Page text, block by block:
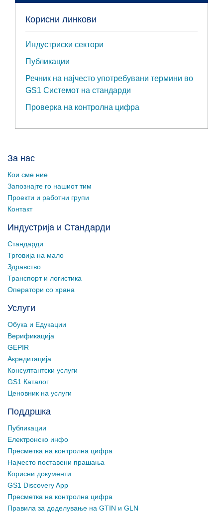
Корисни линкови
Индустриски сектори
Публикации
Речник на најчесто употребувани термини во
GS1 Системот на стандарди
Проверка на контролна цифра
За нас
Кои сме ние
Запознајте го нашиот тим
Проекти и работни групи
Контакт
Индустрија и Стандарди
Стандарди
Трговија на мало
Здравство
Транспорт и логистика
Оператори со храна
Услуги
Обука и Едукации
Верификација
GEPIR
Акредитација
Консултантски услуги
GS1 Каталог
Ценовник на услуги
Поддршка
Публикации
Електронско инфо
Пресметка на контролна цифра
Најчесто поставени прашања
Корисни документи
GS1 Discovery App
Пресметка на контролна цифра
Правила за доделување на GTIN и GLN